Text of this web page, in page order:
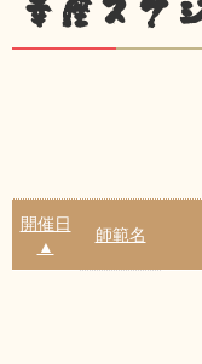
幸座スケ
開催日
▲
師範名